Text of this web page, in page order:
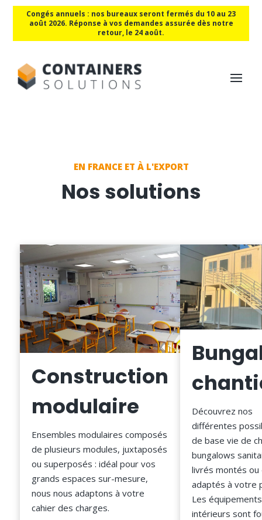
Congés annuels : nos bureaux seront fermés du 10 au 23
août 2026. Réponse à vos demandes assurée dès notre
retour, le 24 août.
EN FRANCE ET À L'EXPORT
Nos solutions
Construction
modulaire
Ensembles modulaires composés
de plusieurs modules, juxtaposés
ou superposés : idéal pour vos
grands espaces sur-mesure,
nous nous adaptons à votre
cahier des charges.
Découvrez nos
différentes
de base vie de
bungalows
livrés montés ou
adaptés à votre
Les équipements
intérieurs sont